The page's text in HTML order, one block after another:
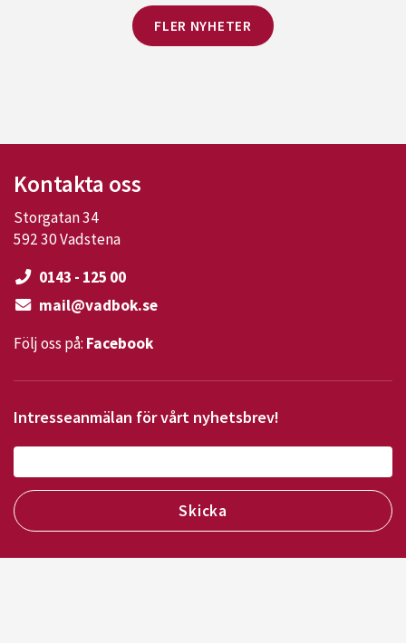
FLER NYHETER
Kontakta oss
Storgatan 34
592 30 Vadstena
0143 - 125 00
mail@vadbok.se
Följ oss på: Facebook
Intresseanmälan för vårt nyhetsbrev!